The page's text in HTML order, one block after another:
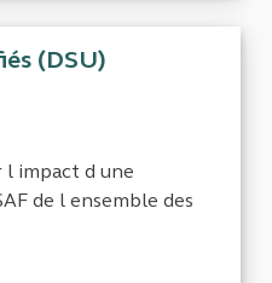
(DSU)
impact d une
de l ensemble des
: Sécurité sociale